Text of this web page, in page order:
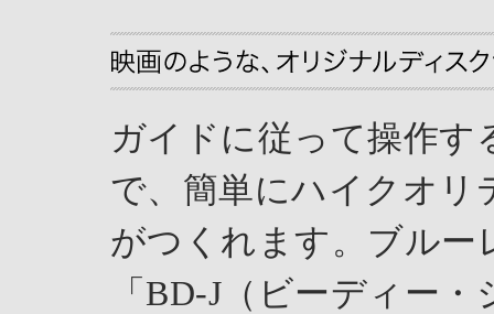
ガイドに従って操作
で、簡単にハイクオリ
がつくれます。ブルー
「BD-J（ビーディー